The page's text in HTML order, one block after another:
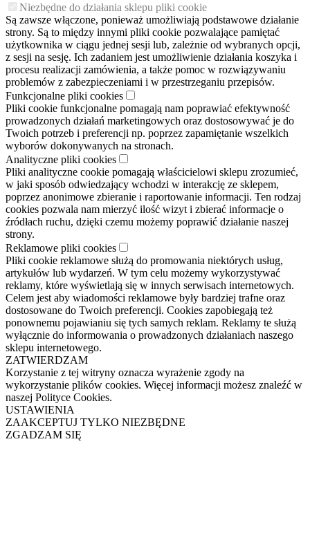
Niezbędne do działania sklepu pliki cookie
Są zawsze włączone, ponieważ umożliwiają podstawowe działanie
strony. Są to między innymi pliki cookie pozwalające pamiętać
użytkownika w ciągu jednej sesji lub, zależnie od wybranych opcji,
z sesji na sesję. Ich zadaniem jest umożliwienie działania koszyka i
procesu realizacji zamówienia, a także pomoc w rozwiązywaniu
problemów z zabezpieczeniami i w przestrzeganiu przepisów.
Funkcjonalne pliki cookies
Pliki cookie funkcjonalne pomagają nam poprawiać efektywność
prowadzonych działań marketingowych oraz dostosowywać je do
Twoich potrzeb i preferencji np. poprzez zapamiętanie wszelkich
wyborów dokonywanych na stronach.
Analityczne pliki cookies
Pliki analityczne cookie pomagają właścicielowi sklepu zrozumieć,
w jaki sposób odwiedzający wchodzi w interakcję ze sklepem,
poprzez anonimowe zbieranie i raportowanie informacji. Ten rodzaj
cookies pozwala nam mierzyć ilość wizyt i zbierać informacje o
źródłach ruchu, dzięki czemu możemy poprawić działanie naszej
strony.
Reklamowe pliki cookies
Pliki cookie reklamowe służą do promowania niektórych usług,
artykułów lub wydarzeń. W tym celu możemy wykorzystywać
reklamy, które wyświetlają się w innych serwisach internetowych.
Celem jest aby wiadomości reklamowe były bardziej trafne oraz
dostosowane do Twoich preferencji. Cookies zapobiegają też
ponownemu pojawianiu się tych samych reklam. Reklamy te służą
wyłącznie do informowania o prowadzonych działaniach naszego
sklepu internetowego.
ZATWIERDZAM
Korzystanie z tej witryny oznacza wyrażenie zgody na
wykorzystanie plików cookies. Więcej informacji możesz znaleźć w
naszej Polityce Cookies.
USTAWIENIA
ZAAKCEPTUJ TYLKO NIEZBĘDNE
ZGADZAM SIĘ